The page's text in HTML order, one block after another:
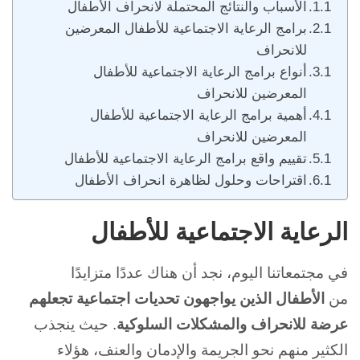
الأسباب والنتائج المحتملة لانحراف الأطفال
برامج الرعاية الاجتماعية للأطفال المعرضين
للانحراف
أنواع برامج الرعاية الاجتماعية للأطفال
المعرضين للانحراف
أهمية برامج الرعاية الاجتماعية للأطفال
المعرضين للانحراف
تقييم واقع برامج الرعاية الاجتماعية للأطفال
اقتراحات وحلول لظاهرة انحراف الأطفال
الرعاية الاجتماعية للأطفال
في مجتمعاتنا اليوم، نجد أن هناك عددًا متزايدًا
من الأطفال الذين يواجهون تحديات اجتماعية تجعلهم
عرضة للانحراف والمشكلات السلوكية. حيث ينجذب
الكثير منهم نحو الجريمة والإدمان والعنف، هؤلاء